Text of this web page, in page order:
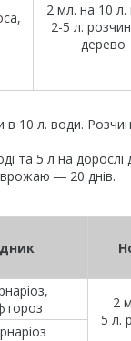
2 мл. на 10 л.
2-5 л.
дерево
10 л. води.
та 5 л на дорослі
― 20 днів.
2
5 л.